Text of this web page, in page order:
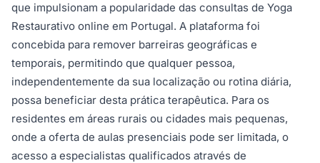
que impulsionam a popularidade das consultas de Yoga
Restaurativo online em Portugal. A plataforma foi
concebida para remover barreiras geográficas e
temporais, permitindo que qualquer pessoa,
independentemente da sua localização ou rotina diária,
possa beneficiar desta prática terapêutica. Para os
residentes em áreas rurais ou cidades mais pequenas,
onde a oferta de aulas presenciais pode ser limitada, o
acesso a especialistas qualificados através de